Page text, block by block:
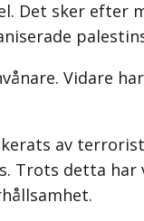
Det sker efter
Vidare
av
Trots detta